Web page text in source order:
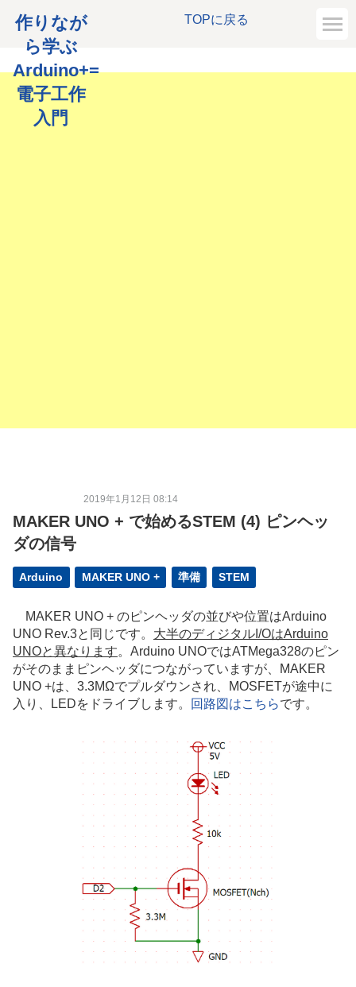
TOPに戻る
作りなが
ら学ぶ
Arduino+=
電子工作
入門
2019年1月12日 08:14
MAKER UNO + で始めるSTEM (4) ピンヘッ
ダの信号
Arduino MAKER UNO + 準備 STEM
MAKER UNO + のピンヘッダの並びや位置はArduino
UNO Rev.3と同じです。 大半のディジタルI/OはArduino
UNOと異なります。Arduino UNOではATMega328のピン
がそのままピンヘッダにつながっていますが、MAKER
UNO +は、3.3MΩでプルダウンされ、MOSFETが途中に
入り、LEDをドライブします。
回路図はこちらです。